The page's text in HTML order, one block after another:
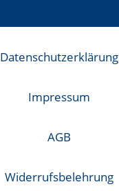
Datenschutzerklärung
Impressum
AGB
Widerrufsbelehrung